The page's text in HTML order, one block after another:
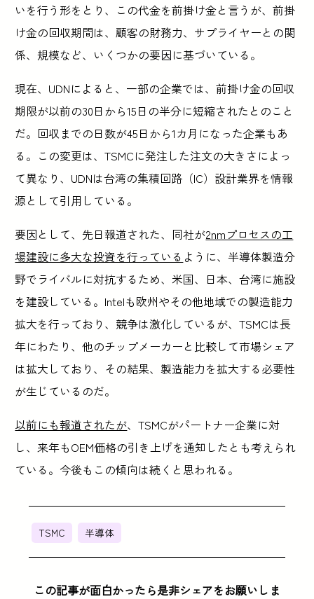
いを行う形をとり、この代金を前掛け金と言うが、前掛
け金の回収期間は、顧客の財務力、サプライヤーとの関
係、規模など、いくつかの要因に基づいている。
現在、UDNによると、一部の企業では、前掛け金の回収
期限が以前の30日から15日の半分に短縮されたとのこと
だ。回収までの日数が45日から1カ月になった企業もあ
る。この変更は、TSMCに発注した注文の大きさによっ
て異なり、UDNは台湾の集積回路（IC）設計業界を情報
源として引用している。
要因として、先日報道された、同社が2nmプロセスの工
場建設に多大な投資を行っている ように、半導体製造分
野でライバルに対抗するため、米国、日本、台湾に施設
を建設している。Intelも欧州やその他地域での製造能力
拡大を行っており、競争は激化しているが、TSMCは長
年にわたり、他のチップメーカーと比較して市場シェア
は拡大しており、その結果、製造能力を拡大する必要性
が生じているのだ。
以前にも報道されたが、TSMCがパートナー企業に対
し、来年もOEM価格の引き上げを通知したとも考えられ
ている。今後もこの傾向は続くと思われる。
TSMC 半導体
この記事が面白かったら是非シェアをお願いしま